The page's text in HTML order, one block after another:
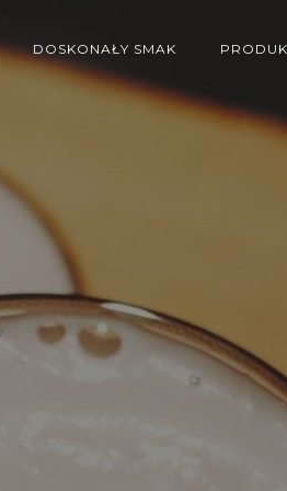
DOSKONAŁY SMAK